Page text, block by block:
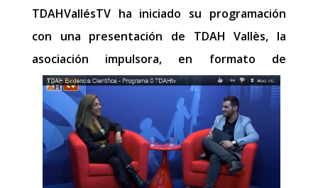
TDAHVallésTV ha iniciado su programación
con una presentación de TDAH Vallès, la
asociación impulsora, en formato de